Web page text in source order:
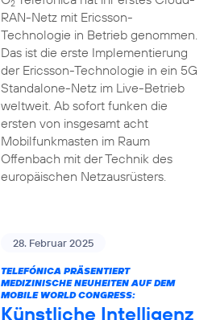
2
RAN-Netz mit Ericsson-
Technologie in Betrieb genommen.
Das ist die erste Implementierung
der Ericsson-Technologie in ein 5G
Standalone-Netz im Live-Betrieb
weltweit. Ab sofort funken die
ersten von insgesamt acht
Mobilfunkmasten im Raum
Offenbach mit der Technik des
europäischen Netzausrüsters.
28. Februar 2025
TELEFÓNICA PRÄSENTIERT
MEDIZINISCHE NEUHEITEN AUF DEM
MOBILE WORLD CONGRESS:
Künstliche Intelligenz